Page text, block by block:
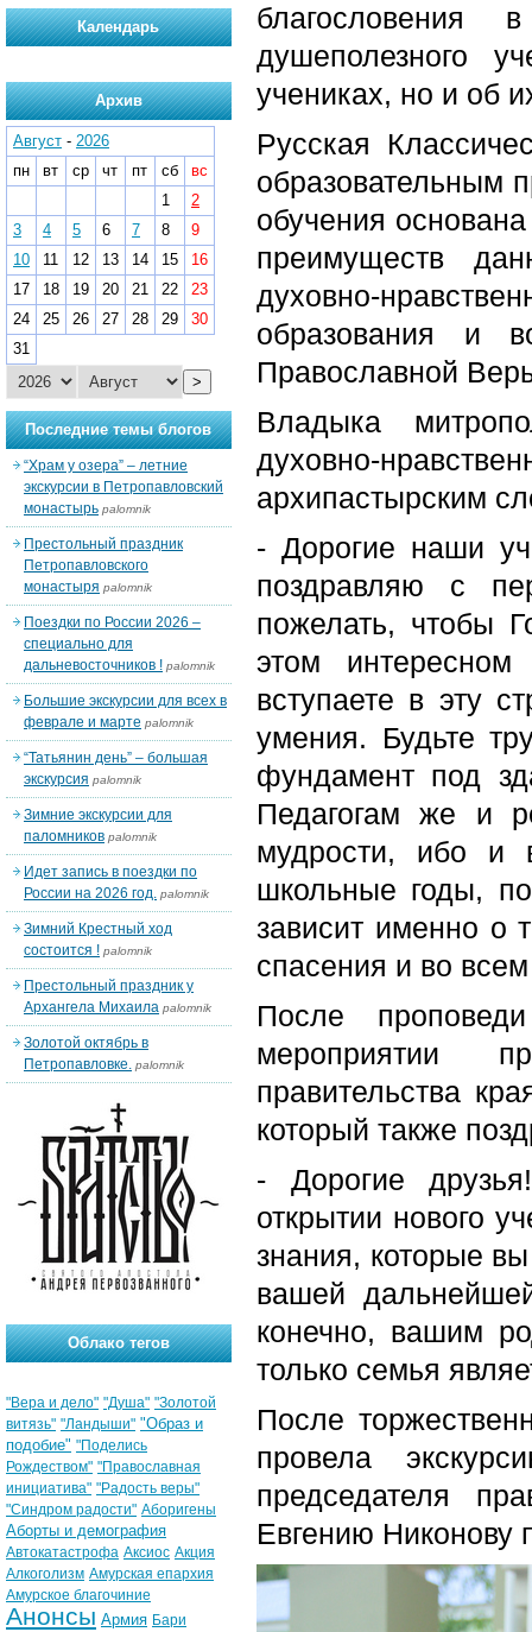
душеполезного
учениках, но и об
Русская
образовательным
обучения
преимуществ
духовно-
образования и
Православной
Владыка
духовно-
архипастырским
- Дорогие наши
поздравляю с
пожелать, чтобы
этом
вступаете в эту
умения. Будьте
фундамент под
Педагогам же и
мудрости, ибо и
школьные годы,
зависит именно о
спасения и во
После
мероприятии
правительства
который также
- Дорогие
открытии нового
знания, которые
вашей
конечно, вашим
только семья
После
провела
председателя
Евгению Никонову
Календарь
Архив
Август - 2026
пн
вт ср чт пт сб
вс
1
2
3
4 5 6 7 8
9
10
11 12 13 14 15
16
17
18 19 20 21 22
23
24
25 26 27 28 29
30
31
>
Последние темы блогов
“Храм у озера” – летние
экскурсии в Петропавловский
монастырь palomnik
Престольный праздник
Петропавловского
монастыря palomnik
Поездки по России 2026 –
специально для
дальневосточников ! palomnik
Большие экскурсии для всех в
феврале и марте palomnik
“Татьянин день” – большая
экскурсия palomnik
Зимние экскурсии для
паломников palomnik
Идет запись в поездки по
России на 2026 год. palomnik
Зимний Крестный ход
состоится ! palomnik
Престольный праздник у
Архангела Михаила palomnik
Золотой октябрь в
Петропавловке. palomnik
Облако тегов
"Вера и дело" "Душа" "Золотой
витязь" "Ландыши" "Образ и
подобие" "Поделись
Рождеством" "Православная
инициатива" "Радость веры"
"Синдром радости" Аборигены
Аборты и демография
Автокатастрофа Аксиос Акция
Алкоголизм Амурская епархия
Амурское благочиние
Анонсы Армия Бари